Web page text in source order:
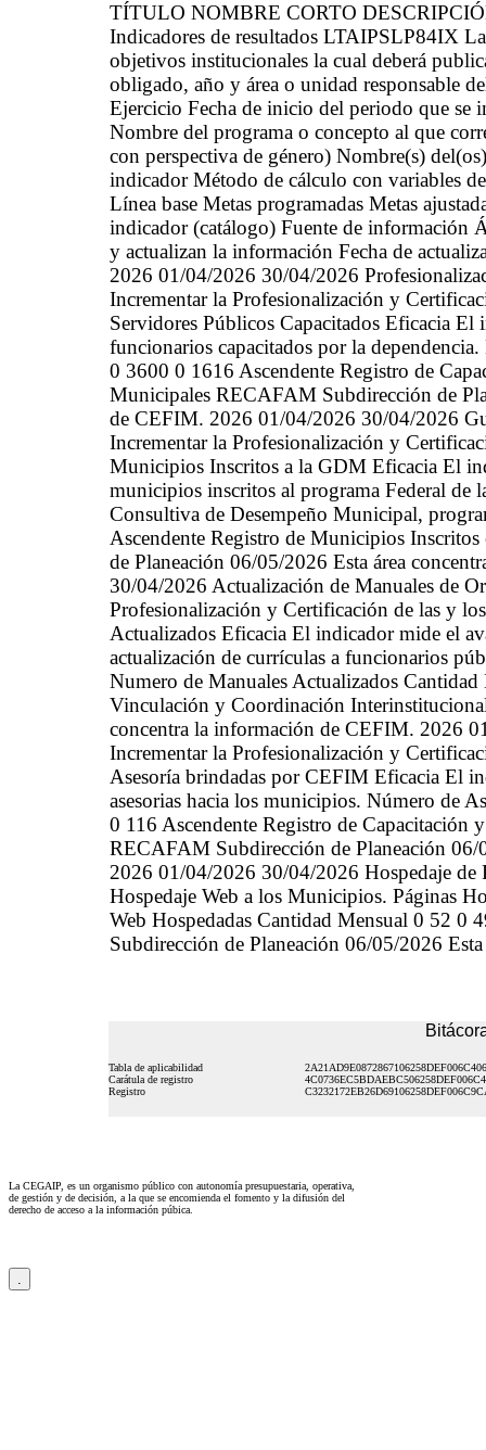
TÍTULO NOMBRE CORTO
Indicadores de resultados LTAIPSLP84IX
objetivos institucionales la cual deberá
obligado, año y área o unidad responsable
Ejercicio Fecha de inicio del periodo que se
Nombre del programa o concepto al que
con perspectiva de género) Nombre(s)
indicador Método de cálculo con variables
Línea base Metas programadas Metas
indicador (catálogo) Fuente de información
y actualizan la información Fecha de
2026 01/04/2026 30/04/2026
Incrementar la Profesionalización y
Servidores Públicos Capacitados Eficacia El
funcionarios capacitados por la
0 3600 0 1616 Ascendente Registro de
Municipales RECAFAM Subdirección de
de CEFIM. 2026 01/04/2026 30/04/2026
Incrementar la Profesionalización y
Municipios Inscritos a la GDM Eficacia El
municipios inscritos al programa Federal
Consultiva de Desempeño Municipal,
Ascendente Registro de Municipios
de Planeación 06/05/2026 Esta área
30/04/2026 Actualización de Manuales de
Profesionalización y Certificación de las y
Actualizados Eficacia El indicador mide el
actualización de currículas a funcionarios
Numero de Manuales Actualizados
Vinculación y Coordinación
concentra la información de CEFIM. 2026
Incrementar la Profesionalización y
Asesoría brindadas por CEFIM Eficacia El
asesorias hacia los municipios. Número de
0 116 Ascendente Registro de Capacitación
RECAFAM Subdirección de Planeación
2026 01/04/2026 30/04/2026 Hospedaje
Hospedaje Web a los Municipios. Páginas
Web Hospedadas Cantidad Mensual 0 52
Subdirección de Planeación 06/05/2026
Tabla de aplicabilidad
Carátula de registro
Registro
La CEGAIP, es un organismo público con autonomía presupuestaria, operativa,
de gestión y de decisión, a la que se encomienda el fomento y la difusión del
derecho de acceso a la información púbica.